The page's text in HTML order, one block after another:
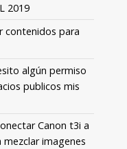
2019
contenidos para
algún permiso
publicos mis
Canon t3i a
imagenes